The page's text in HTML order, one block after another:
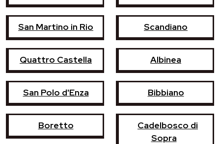
San Martino in Rio Scandiano
Quattro Castella Albinea
San Polo d'Enza Bibbiano
Boretto
Cadelbosco di
Sopra